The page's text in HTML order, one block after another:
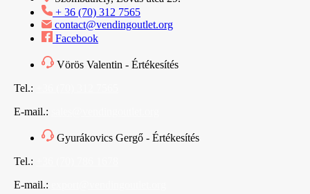
+ 36 (70) 312 7565
contact@vendingoutlet.org
Facebook
Vörös Valentin - Értékesítés
Tel.:
E-mail.:
Gyurákovics Gergő - Értékesítés
Tel.:
E-mail.: